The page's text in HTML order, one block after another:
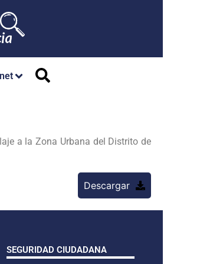
a la Zona Urbana del Distrito de
Descargar
SEGURIDAD CIUDADANA